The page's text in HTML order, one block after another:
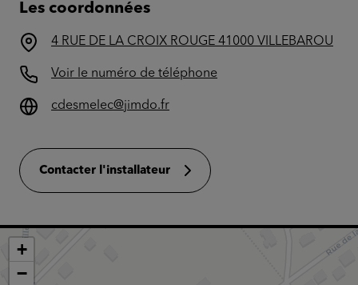
Les coordonnées
4 RUE DE LA CROIX ROUGE 41000 VILLEBAROU
Voir le numéro de téléphone
cdesmelec@jimdo.fr
Contacter l'installateur
+
−